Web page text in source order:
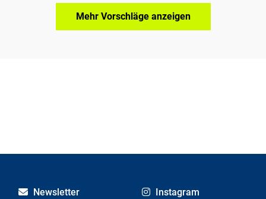
Mehr Vorschläge anzeigen
Newsletter Instagram